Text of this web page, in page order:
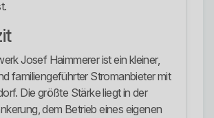
Josef Haimmerer ist ein kleiner,
familiengeführter Stromanbieter mit
Die größte Stärke liegt in der
dem Betrieb eines eigenen